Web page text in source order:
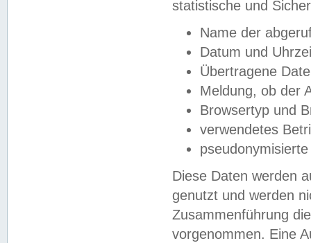
statistische und
Name der
Datum und
Übertragene
Meldung, ob der
Browsertyp und
verwendetes
Diese Daten werden
genutzt und werden
Zusammenführung
vorgenommen. Eine